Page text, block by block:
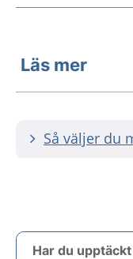
Läs mer
Så väljer du
Har du